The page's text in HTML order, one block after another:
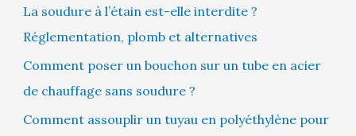
La soudure à l’étain est-elle interdite ?
Réglementation, plomb et alternatives
Comment poser un bouchon sur un tube en acier
de chauffage sans soudure ?
Comment assouplir un tuyau en polyéthylène pour